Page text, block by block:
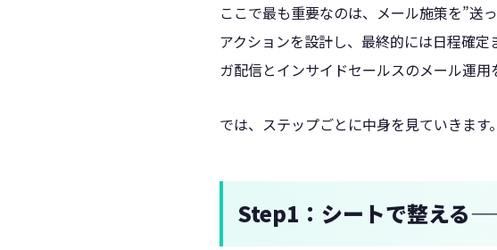
ここで最も重要なのは、メール施策を”送
アクションを設計し、最終的には日程確
ガ配信とインサイドセールスのメール運用
では、ステップごとに中身を見ていきます。
Step1：シートで整える